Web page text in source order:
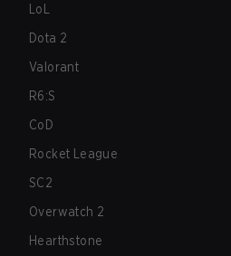
LoL
Dota 2
Valorant
R6:S
CoD
Rocket League
SC2
Overwatch 2
Hearthstone